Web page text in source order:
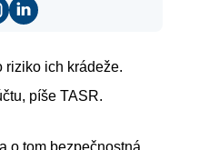
riziko ich krádeže.
píše TASR.
o tom bezpečnostná